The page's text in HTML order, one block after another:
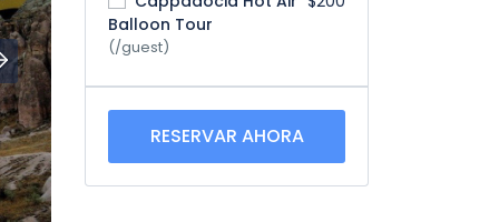
Balloon Tour
(/guest)
RESERVAR AHORA